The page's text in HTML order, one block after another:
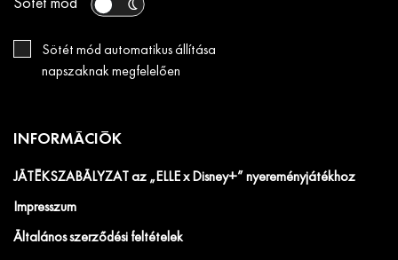
Sötét mód
Sötét mód automatikus állítása
napszaknak megfelelően
INFORMÁCIÓK
JÁTÉKSZABÁLYZAT az „ELLE x Disney+” nyereményjátékhoz
Impresszum
Általános szerződési feltételek